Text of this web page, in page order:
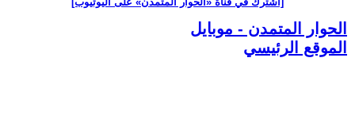
الحوار المتمدن - موبايل
الموقع الرئيسي